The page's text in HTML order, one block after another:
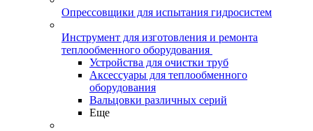
Опрессовщики для испытания гидросистем
Инструмент для изготовления и ремонта
теплообменного оборудования
Устройства для очистки труб
Аксессуары для теплообменного
оборудования
Вальцовки различных серий
Еще